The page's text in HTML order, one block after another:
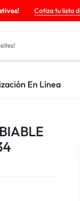
Cotiza tu lista
En Línea